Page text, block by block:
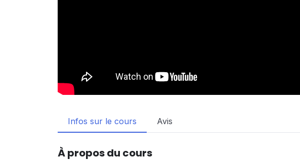
Infos sur le cours Avis
À propos du cours